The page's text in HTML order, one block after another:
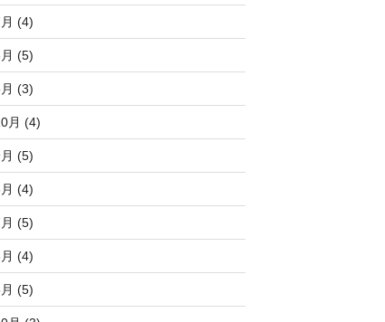
(4)
(5)
(3)
月 (4)
(5)
(4)
(5)
(4)
(5)